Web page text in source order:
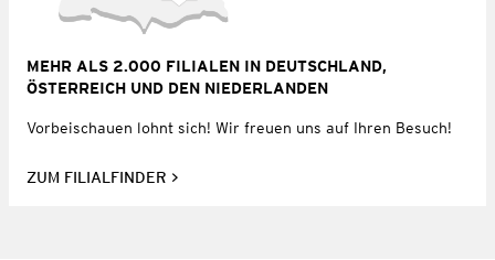
MEHR ALS 2.000 FILIALEN IN DEUTSCHLAND,
ÖSTERREICH UND DEN NIEDERLANDEN
Vorbeischauen lohnt sich! Wir freuen uns auf Ihren Besuch!
ZUM FILIALFINDER